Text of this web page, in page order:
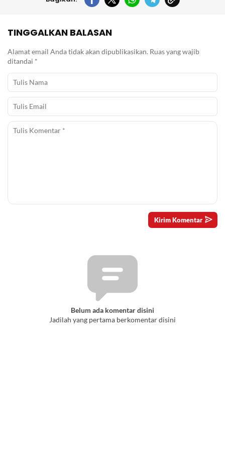
TINGGALKAN BALASAN
Alamat email Anda tidak akan dipublikasikan. Ruas yang wajib
ditandai *
Belum ada komentar disini
Jadilah yang pertama berkomentar disini